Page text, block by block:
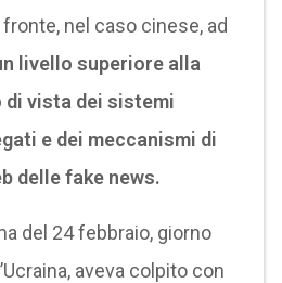
nel caso cinese, ad
livello superiore alla
di vista dei sistemi
e dei meccanismi di
delle fake news.
del 24 febbraio, giorno
aveva colpito con